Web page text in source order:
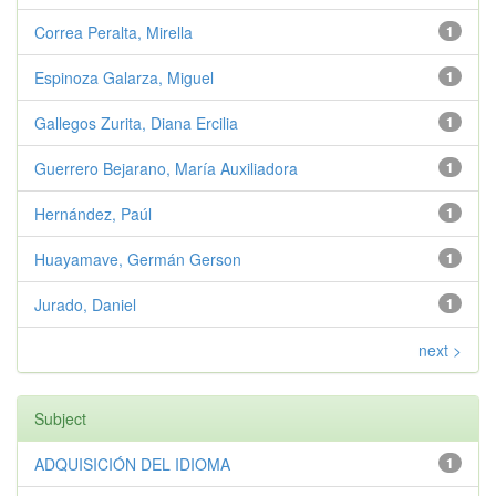
1
Correa Peralta, Mirella
1
Espinoza Galarza, Miguel
1
Gallegos Zurita, Diana Ercilia
1
Guerrero Bejarano, María Auxiliadora
1
Hernández, Paúl
1
Huayamave, Germán Gerson
1
Jurado, Daniel
next >
Subject
1
ADQUISICIÓN DEL IDIOMA